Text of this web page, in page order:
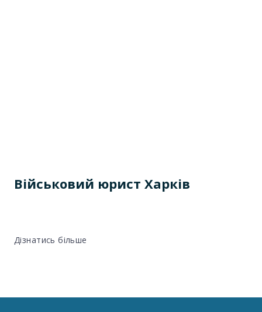
Військовий юрист Харків
Дізнатись більше